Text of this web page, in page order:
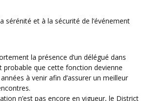
sérénité et à la sécurité de l’événement
probable que cette fonction devienne
à venir afin d’assurer un meilleur
n’est pas encore en vigueur, le District